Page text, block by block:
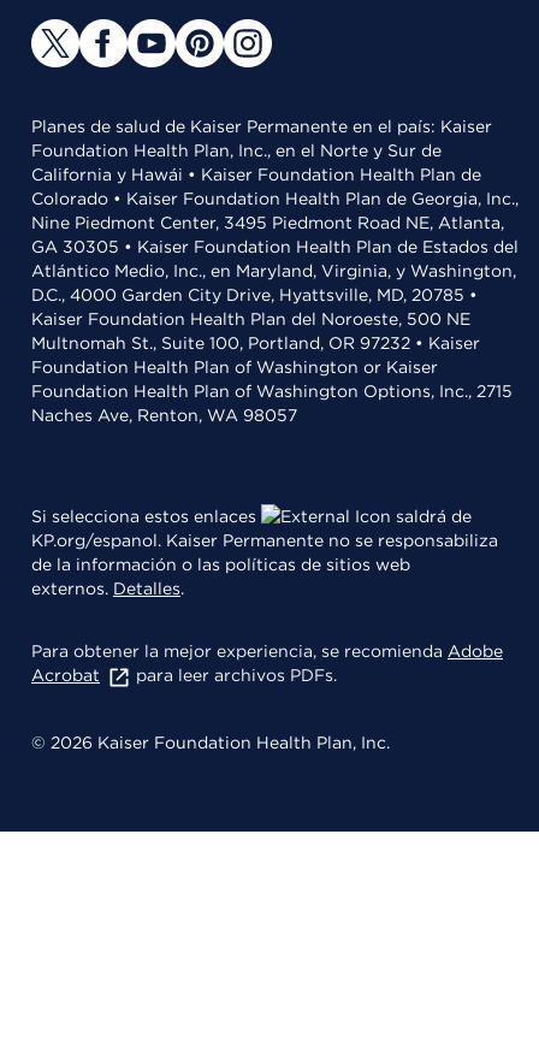
Planes de salud de Kaiser Permanente en el país: Kaiser
Foundation Health Plan, Inc., en el Norte y Sur de
California y Hawái • Kaiser Foundation Health Plan de
Colorado • Kaiser Foundation Health Plan de Georgia, Inc.,
Nine Piedmont Center, 3495 Piedmont Road NE, Atlanta,
GA 30305 • Kaiser Foundation Health Plan de Estados del
Atlántico Medio, Inc., en Maryland, Virginia, y Washington,
D.C., 4000 Garden City Drive, Hyattsville, MD, 20785 •
Kaiser Foundation Health Plan del Noroeste, 500 NE
Multnomah St., Suite 100, Portland, OR 97232 • Kaiser
Foundation Health Plan of Washington or Kaiser
Foundation Health Plan of Washington Options, Inc., 2715
Naches Ave, Renton, WA 98057
Si selecciona estos enlaces
saldrá de
KP.org/espanol. Kaiser Permanente no se responsabiliza
de la información o las políticas de sitios web
externos. Detalles.
Para obtener la mejor experiencia, se recomienda Adobe
Acrobat
para leer archivos PDFs.
© 2026 Kaiser Foundation Health Plan, Inc.